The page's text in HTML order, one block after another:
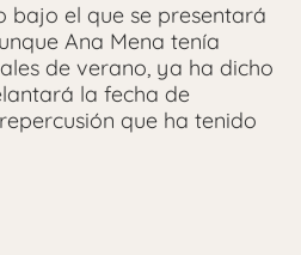
bajo el que se presentará
Ana Mena tenía
de verano, ya ha dicho
la fecha de
que ha tenido